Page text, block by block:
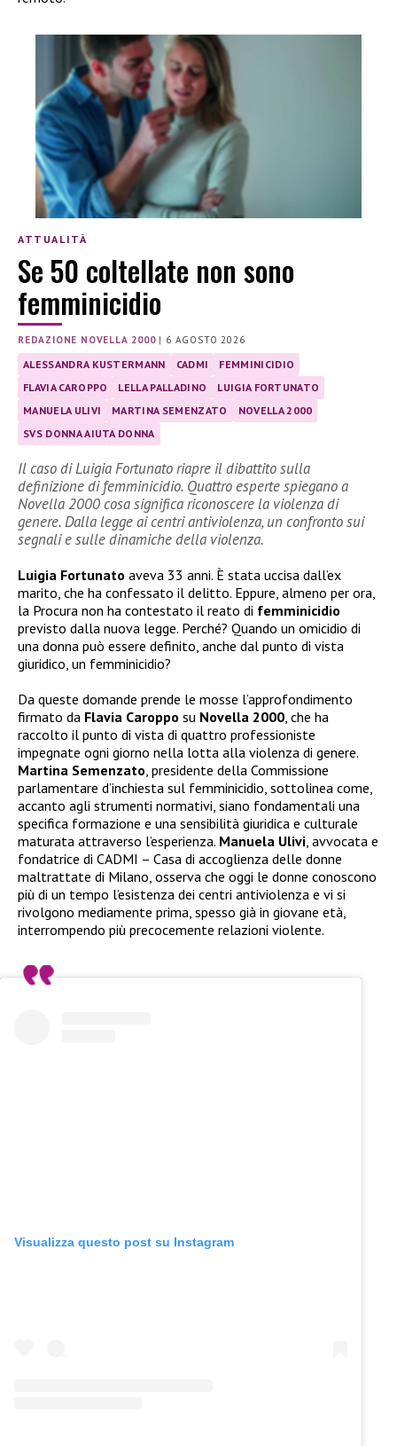
ATTUALITÀ
Se 50 coltellate non sono
femminicidio
REDAZIONE NOVELLA 2000| 6 AGOSTO 2026
ALESSANDRA KUSTERMANN CADMI
FEMMINICIDIO
FLAVIA CAROPPO
LELLA PALLADINO
LUIGIA FORTUNATO
MANUELA ULIVI
MARTINA SEMENZATO
NOVELLA 2000
SVS DONNA AIUTA DONNA
Il caso di Luigia Fortunato riapre il dibattito sulla
definizione di femminicidio. Quattro esperte spiegano a
Novella 2000 cosa significa riconoscere la violenza di
genere. Dalla legge ai centri antiviolenza, un confronto sui
segnali e sulle dinamiche della violenza.
Luigia Fortunato aveva 33 anni. È stata uccisa dall’ex
marito, che ha confessato il delitto. Eppure, almeno per ora,
la Procura non ha contestato il reato di femminicidio
previsto dalla nuova legge. Perché? Quando un omicidio di
una donna può essere definito, anche dal punto di vista
giuridico, un femminicidio?
Da queste domande prende le mosse l’approfondimento
firmato da Flavia Caroppo su Novella 2000, che ha
raccolto il punto di vista di quattro professioniste
impegnate ogni giorno nella lotta alla violenza di genere.
Martina Semenzato, presidente della Commissione
parlamentare d’inchiesta sul femminicidio, sottolinea come,
accanto agli strumenti normativi, siano fondamentali una
specifica formazione e una sensibilità giuridica e culturale
maturata attraverso l’esperienza. Manuela Ulivi, avvocata e
fondatrice di CADMI – Casa di accoglienza delle donne
maltrattate di Milano, osserva che oggi le donne conoscono
più di un tempo l’esistenza dei centri antiviolenza e vi si
rivolgono mediamente prima, spesso già in giovane età,
interrompendo più precocemente relazioni violente.
Visualizza questo post su Instagram